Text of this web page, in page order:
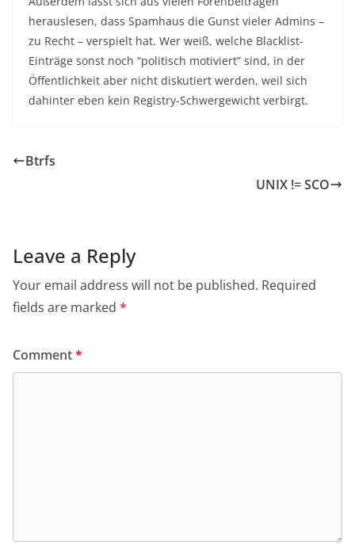
herauslesen, dass Spamhaus die Gunst vieler Admins –
zu Recht – verspielt hat. Wer weiß, welche Blacklist-
Einträge sonst noch “politisch motiviert” sind, in der
Öffentlichkeit aber nicht diskutiert werden, weil sich
dahinter eben kein Registry-Schwergewicht verbirgt.
Btrfs
UNIX != SCO
Leave a Reply
Your email address will not be published. Required
fields are marked *
Comment*